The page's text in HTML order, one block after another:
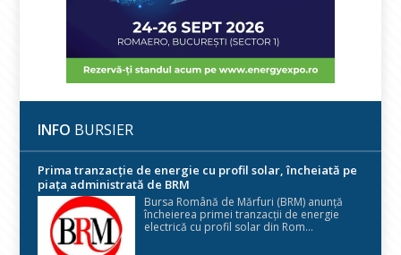
INFO BURSIER
Prima tranzacție de energie cu profil solar, încheiată pe
piața administrată de BRM
Bursa Română de Mărfuri (BRM) anunță
încheierea primei tranzacții de energie
electrică cu profil solar din Rom...